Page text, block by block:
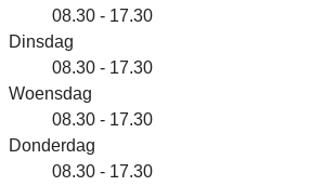
08.30 - 17.30
Dinsdag
08.30 - 17.30
Woensdag
08.30 - 17.30
Donderdag
08.30 - 17.30